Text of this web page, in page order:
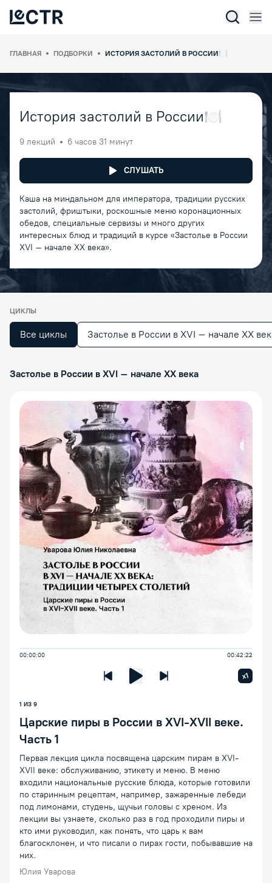
ГЛАВНАЯ ПОДБОРКИ ИСТОРИЯ ЗАСТОЛИЙ В РОССИИ🍽
История застолий в России🍽
9 лекций 6 часов 31 минут
СЛУШАТЬ
Каша на миндальном для императора, традиции русских
застолий, фриштыки, роскошные меню коронационных
обедов, специальные сервизы и много других
интересных блюд и традиций в курсе «Застолье в России
XVI – начале ХХ века».
ЦИКЛЫ
Все циклы Застолье в России в XVI – начале ХХ
Застолье в России в XVI – начале ХХ века
00:00:00 00:42:22
Предыдущая лекцияСледующая лекция
x1
1 ИЗ 9
Царские пиры в России в XVI-XVII веке.
Часть 1
Первая лекция цикла посвящена царским пирам в XVI-
XVII веке: обслуживанию, этикету и меню. В меню
входили национальные русские блюда, которые готовили
по старинным рецептам, например, зажаренные лебеди
под лимонами, студень, щучьи головы с хреном. Из
лекции вы узнаете, сколько раз в год проходили пиры и
кто ими руководил, как понять, что царь к вам
благосклонен, и что писали о пирах гости, побывавшие на
них.
Юлия Уварова